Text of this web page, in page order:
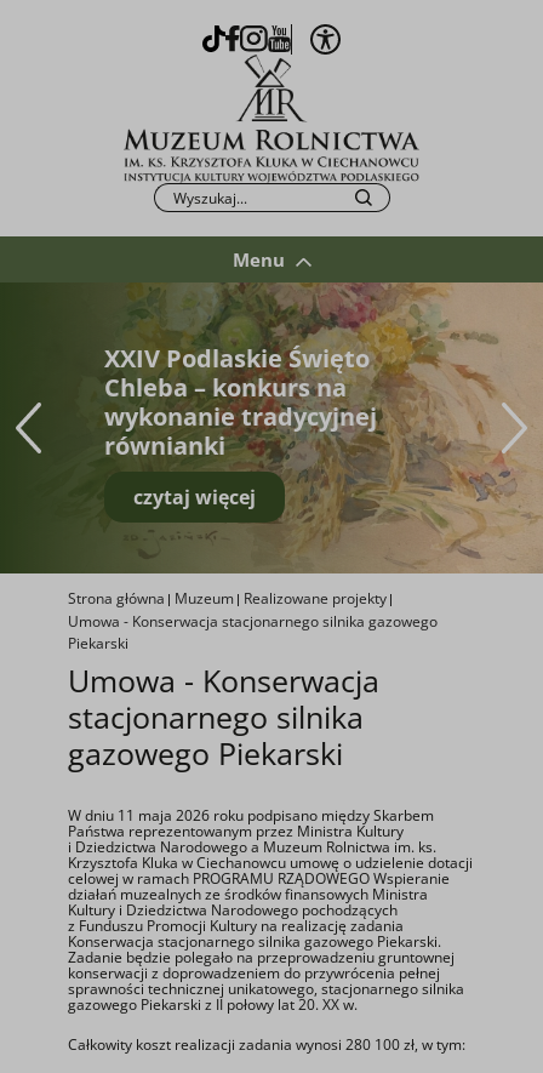
TikTok
Facebook
Instagram
YoutubeOtwórz opcje WCAG
Po kliknięciu przycisku fraza zostanie
Szukaj
Menu
XXIV Podlaskie Święto
Chleba – konkurs na
wykonanie tradycyjnej
równianki
czytaj więcej
Strona główna Muzeum Realizowane projekty
Umowa - Konserwacja stacjonarnego silnika gazowego
Piekarski
Umowa - Konserwacja
stacjonarnego silnika
gazowego Piekarski
W dniu 11 maja 2026 roku podpisano między Skarbem
Państwa reprezentowanym przez Ministra Kultury
i Dziedzictwa Narodowego a Muzeum Rolnictwa im. ks.
Krzysztofa Kluka w Ciechanowcu umowę o udzielenie dotacji
celowej w ramach PROGRAMU RZĄDOWEGO Wspieranie
działań muzealnych ze środków finansowych Ministra
Kultury i Dziedzictwa Narodowego pochodzących
z Funduszu Promocji Kultury na realizację zadania
Konserwacja stacjonarnego silnika gazowego Piekarski.
Zadanie będzie polegało na przeprowadzeniu gruntownej
konserwacji z doprowadzeniem do przywrócenia pełnej
sprawności technicznej unikatowego, stacjonarnego silnika
gazowego Piekarski z II połowy lat 20. XX w.
Całkowity koszt realizacji zadania wynosi 280 100 zł, w tym: